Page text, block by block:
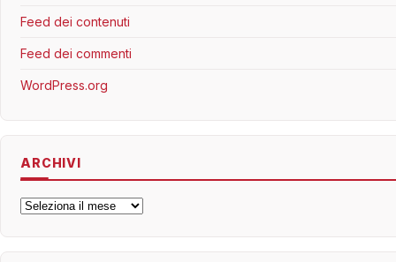
Feed dei contenuti
Feed dei commenti
WordPress.org
ARCHIVI
Archivi